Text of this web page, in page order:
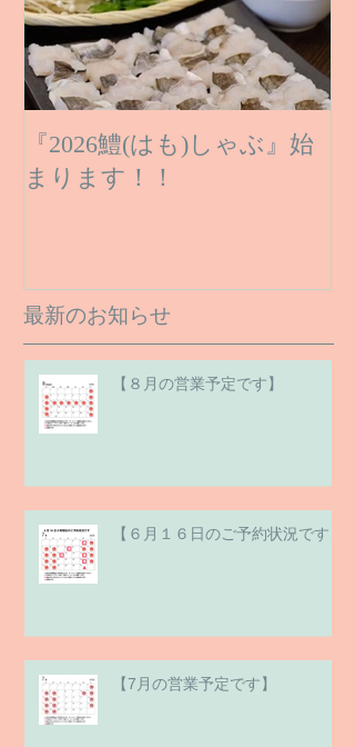
『2026鱧(はも)しゃぶ』始
まります！！
最新のお知らせ
【８月の営業予定です】
【６月１６日のご予約状況です】
【7月の営業予定です】